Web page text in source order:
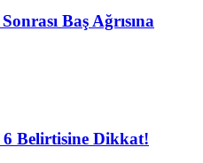
Baş Ağrısına
6 Belirtisine Dikkat!